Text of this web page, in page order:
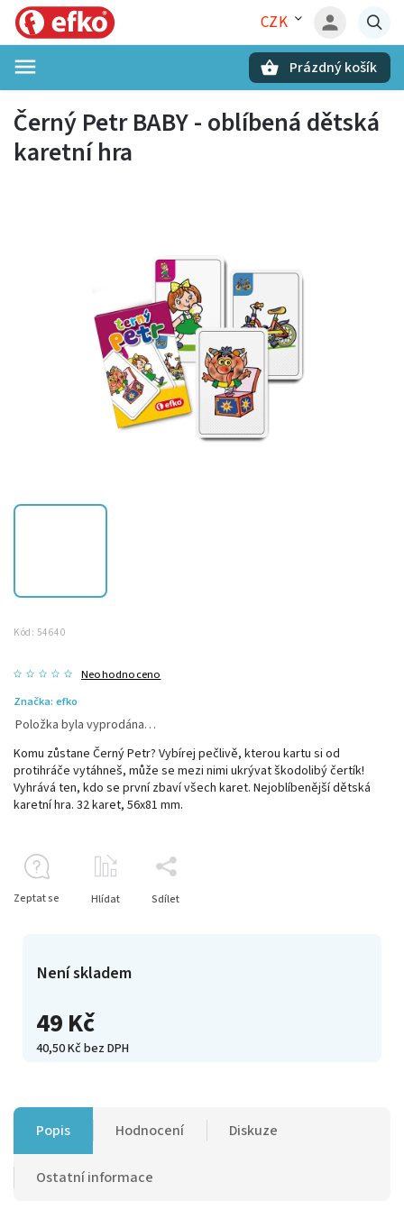
CZK
Prázdný košík
Černý Petr BABY - oblíbená dětská
karetní hra
Kód: 54640
Neohodnoceno
Značka: efko
49 Kč
40,50 Kč bez DPH
Není skladem
Položka byla vyprodána…
Komu zůstane Černý Petr? Vybírej pečlivě, kterou kartu si od
protihráče vytáhneš, může se mezi nimi ukrývat škodolibý čertík!
Vyhrává ten, kdo se první zbaví všech karet. Nejoblíbenější dětská
karetní hra. 32 karet, 56x81 mm.
Zeptat se Hlídat Sdílet
Popis Hodnocení Diskuze
Ostatní informace